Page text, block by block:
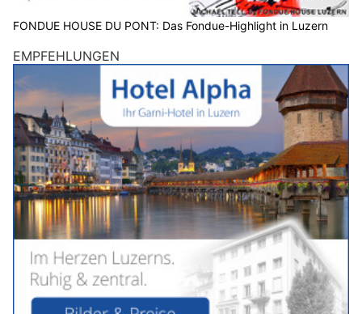
FONDUE HOUSE DU PONT: Das Fondue-Highlight in Luzern
EMPFEHLUNGEN